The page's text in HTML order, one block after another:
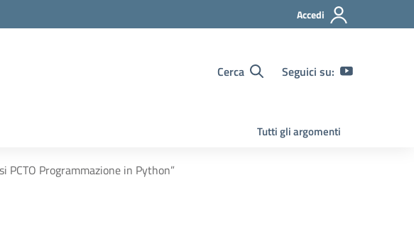
Accedi
Cerca Seguici su:
Tutti gli argomenti
Programmazione in Python”